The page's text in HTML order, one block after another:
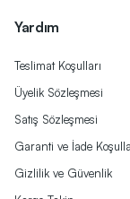
Yardım
Teslimat Koşulları
Üyelik Sözleşmesi
Satış Sözleşmesi
Garanti ve İade
Gizlilik ve Güvenlik